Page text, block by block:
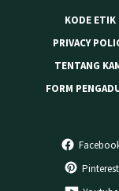
KODE ETIK
PRIVACY
TENTANG
FORM
Pinterest